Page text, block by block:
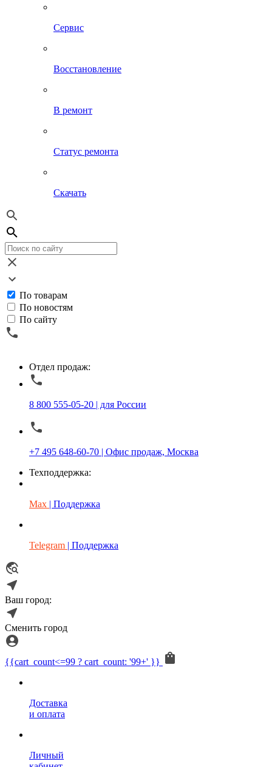
Сервис
Восстановление
В ремонт
Статус ремонта
Скачать
По товарам
По новостям
По сайту
Отдел продаж:
8 800 555-05-20 | для России
+7 495 648-60-70 | Офис продаж, Москва
Техподдержка:
Max | Поддержка
Telegram | Поддержка
Ваш город:
Сменить город
{{cart_count<=99 ? cart_count: '99+' }}
Доставка
и оплата
Личный